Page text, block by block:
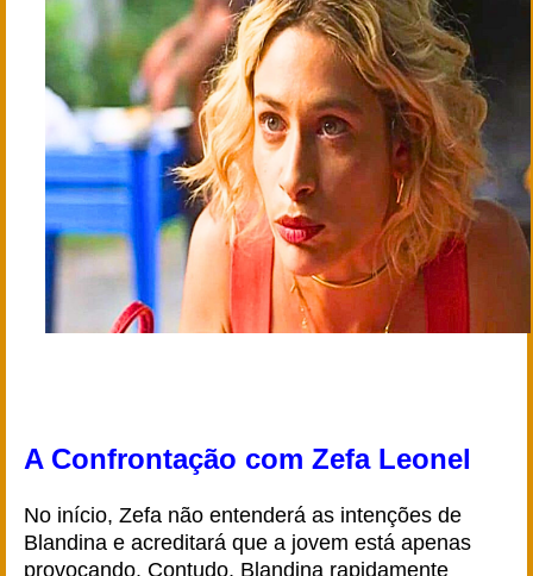
A Confrontação com Zefa Leonel
No início, Zefa não entenderá as intenções de
Blandina e acreditará que a jovem está apenas
provocando. Contudo, Blandina rapidamente